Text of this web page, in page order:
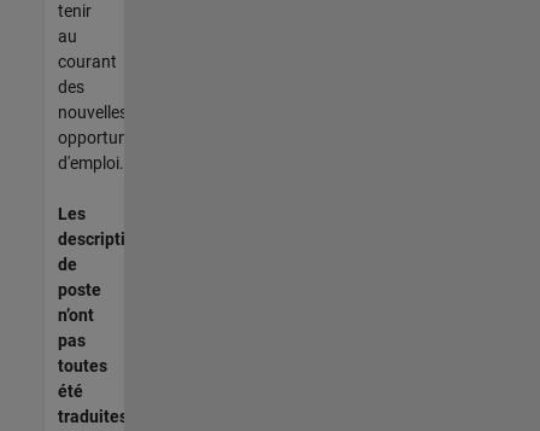
tenir
au
courant
des
nouvelles
opportunités
d'emploi.
Les
descriptions
de
poste
n’ont
pas
toutes
été
traduites.